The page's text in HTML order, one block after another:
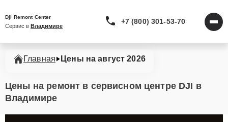
Dji Remont Center
Сервис в Владимире
+7 (800) 301-53-70
Главная Цены на август 2026
Цены на ремонт в сервисном центре DJI в
Владимире